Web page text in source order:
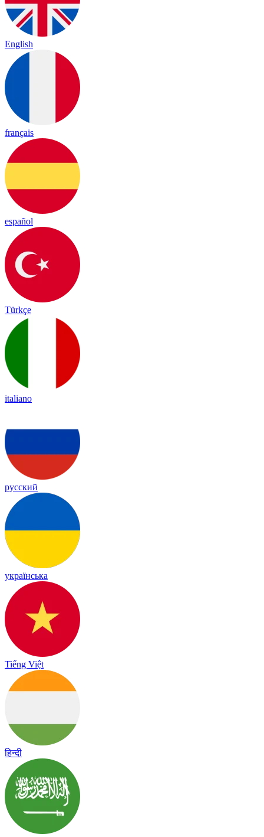
English
français
español
Türkçe
italiano
русский
українська
Tiếng Việt
हिन्दी